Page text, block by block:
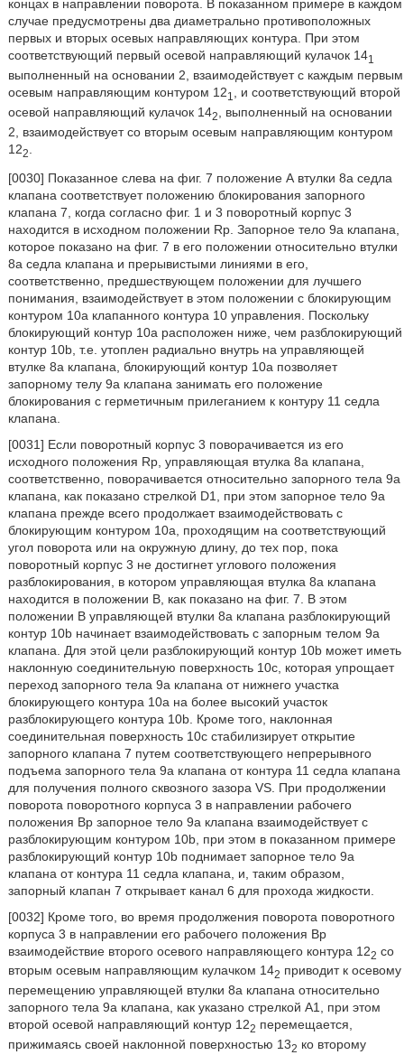
концах в направлении поворота. В показанном примере в каждом
случае предусмотрены два диаметрально противоположных
первых и вторых осевых направляющих контура. При этом
соответствующий первый осевой направляющий кулачок 141
выполненный на основании 2, взаимодействует с каждым первым
осевым направляющим контуром 121
, и соответствующий второй
осевой направляющий кулачок 142
, выполненный на основании
2, взаимодействует со вторым осевым направляющим контуром
122
[0030] Показанное слева на фиг. 7 положение А втулки 8а седла
клапана соответствует положению блокирования запорного
клапана 7, когда согласно фиг. 1 и 3 поворотный корпус 3
находится в исходном положении Rp. Запорное тело 9а клапана,
которое показано на фиг. 7 в его положении относительно втулки
8а седла клапана и прерывистыми линиями в его,
соответственно, предшествующем положении для лучшего
понимания, взаимодействует в этом положении с блокирующим
контуром 10а клапанного контура 10 управления. Поскольку
блокирующий контур 10а расположен ниже, чем разблокирующий
контур 10b, т.е. утоплен радиально внутрь на управляющей
втулке 8а клапана, блокирующий контур 10а позволяет
запорному телу 9а клапана занимать его положение
блокирования с герметичным прилеганием к контуру 11 седла
клапана.
[0031] Если поворотный корпус 3 поворачивается из его
исходного положения Rp, управляющая втулка 8а клапана,
соответственно, поворачивается относительно запорного тела 9а
клапана, как показано стрелкой D1, при этом запорное тело 9а
клапана прежде всего продолжает взаимодействовать с
блокирующим контуром 10а, проходящим на соответствующий
угол поворота или на окружную длину, до тех пор, пока
поворотный корпус 3 не достигнет углового положения
разблокирования, в котором управляющая втулка 8а клапана
находится в положении В, как показано на фиг. 7. В этом
положении В управляющей втулки 8а клапана разблокирующий
контур 10b начинает взаимодействовать с запорным телом 9а
клапана. Для этой цели разблокирующий контур 10b может иметь
наклонную соединительную поверхность 10с, которая упрощает
переход запорного тела 9а клапана от нижнего участка
блокирующего контура 10а на более высокий участок
разблокирующего контура 10b. Кроме того, наклонная
соединительная поверхность 10с стабилизирует открытие
запорного клапана 7 путем соответствующего непрерывного
подъема запорного тела 9а клапана от контура 11 седла клапана
для получения полного сквозного зазора VS. При продолжении
поворота поворотного корпуса 3 в направлении рабочего
положения Bp запорное тело 9а клапана взаимодействует с
разблокирующим контуром 10b, при этом в показанном примере
разблокирующий контур 10b поднимает запорное тело 9а
клапана от контура 11 седла клапана, и, таким образом,
запорный клапан 7 открывает канал 6 для прохода жидкости.
[0032] Кроме того, во время продолжения поворота поворотного
корпуса 3 в направлении его рабочего положения Bp
взаимодействие второго осевого направляющего контура 122 со
вторым осевым направляющим кулачком 142 приводит к осевому
перемещению управляющей втулки 8а клапана относительно
запорного тела 9а клапана, как указано стрелкой А1, при этом
второй осевой направляющий контур 122 перемещается,
прижимаясь своей наклонной поверхностью 132 ко второму